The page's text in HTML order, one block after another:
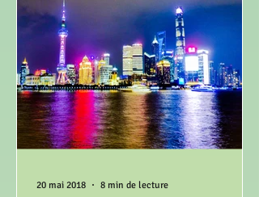
20 mai 2018 8 min de lecture